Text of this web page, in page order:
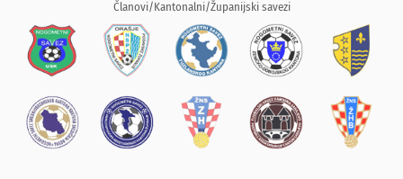
Članovi/Kantonalni/Županijski savezi